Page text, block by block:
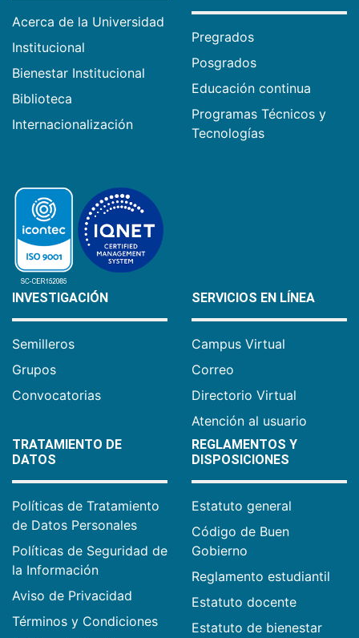
Acerca de la Universidad
Institucional
Bienestar Institucional
Biblioteca
Internacionalización
Pregrados
Posgrados
Educación continua
Programas Técnicos y
Tecnologías
INVESTIGACIÓN
Semilleros
Grupos
Convocatorias
SERVICIOS EN LÍNEA
Campus Virtual
Correo
Directorio Virtual
Atención al usuario
TRATAMIENTO DE
DATOS
Políticas de Tratamiento
de Datos Personales
Políticas de Seguridad de
la Información
Aviso de Privacidad
Términos y Condiciones
REGLAMENTOS Y
DISPOSICIONES
Estatuto general
Código de Buen
Gobierno
Reglamento estudiantil
Estatuto docente
Estatuto de bienestar